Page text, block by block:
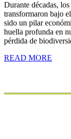
Durante décadas,
transformaron bajo
sido un pilar
huella profunda en
pérdida de
READ MORE